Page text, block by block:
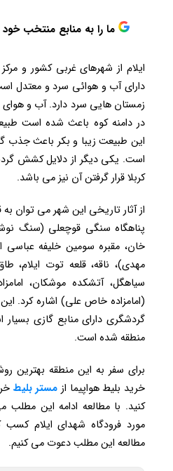
ما را به منابع منتخب
ایلام از شهرهای غربی کشور و
دارای آب و هوائی سرد و معتدل
زمستان هایی سرد دارد. آب و هوای
در دامنه کوه باعث شده است
این طبیعت زیبا و بکر باعث جذب
است. یکی دیگر از دلایل کشش
کربلا قرار گرفتن آن نیز می باشد.
از آثار تاریخی این شهر می توان به
پناهگاه سنگی قوچعلی (سنگ
خان، مقبره سومین خلیفه عباسی
مهدی)، ناقه، قلعه توت ایلام،
سیاهگل، آتشکده موشکان،
(امامزاده خاص علی) اشاره کرد.
گردشگری دارای منابع گازی
منطقه شده است.
برای سفر به این منطقه بهترین
خرید بلیط هواپیما از مستر بلیط
کنید. با مطالعه ادامه این مطلب
مورد فرودگاه شهدای ایلام
مطالعه این مطلب دعوت می کنیم.